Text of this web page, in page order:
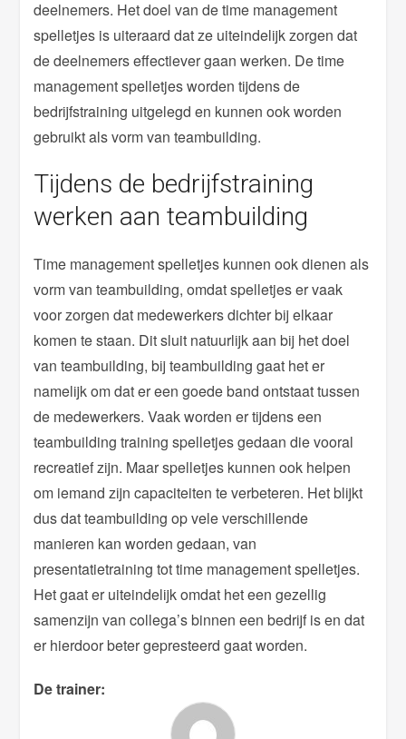
deelnemers. Het doel van de time management
spelletjes is uiteraard dat ze uiteindelijk zorgen dat
de deelnemers effectiever gaan werken. De time
management spelletjes worden tijdens de
bedrijfstraining uitgelegd en kunnen ook worden
gebruikt als vorm van teambuilding.
Tijdens de bedrijfstraining
werken aan teambuilding
Time management spelletjes kunnen ook dienen als
vorm van teambuilding, omdat spelletjes er vaak
voor zorgen dat medewerkers dichter bij elkaar
komen te staan. Dit sluit natuurlijk aan bij het doel
van teambuilding, bij teambuilding gaat het er
namelijk om dat er een goede band ontstaat tussen
de medewerkers. Vaak worden er tijdens een
teambuilding training spelletjes gedaan die vooral
recreatief zijn. Maar spelletjes kunnen ook helpen
om iemand zijn capaciteiten te verbeteren. Het blijkt
dus dat teambuilding op vele verschillende
manieren kan worden gedaan, van
presentatietraining tot time management spelletjes.
Het gaat er uiteindelijk omdat het een gezellig
samenzijn van collega’s binnen een bedrijf is en dat
er hierdoor beter gepresteerd gaat worden.
De trainer: